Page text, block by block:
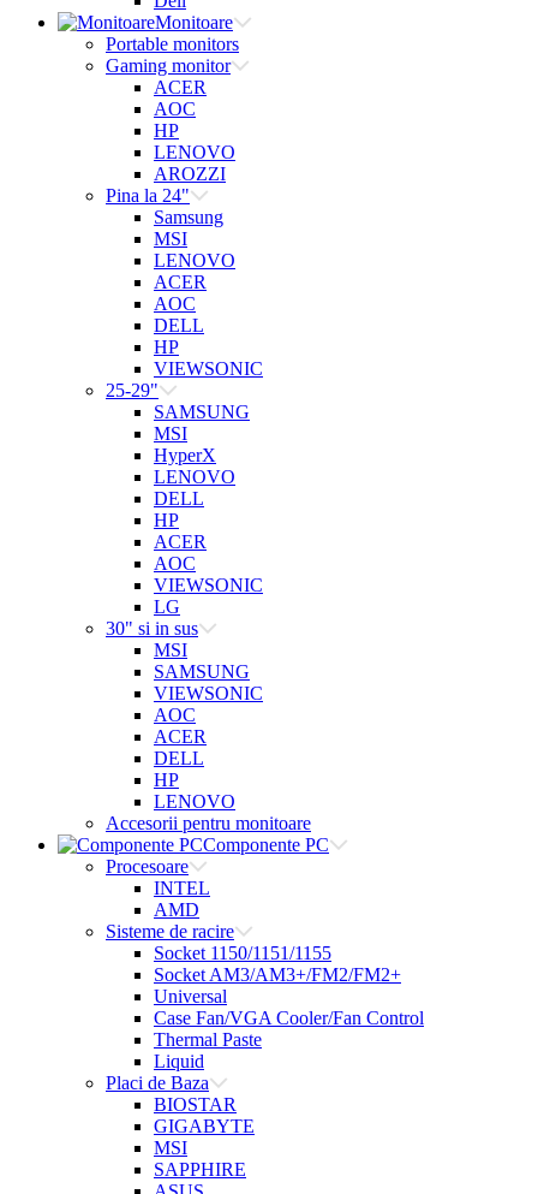
Monitoare
Portable monitors
Gaming monitor
ACER
AOC
HP
LENOVO
AROZZI
Pina la 24"
Samsung
MSI
LENOVO
ACER
AOC
DELL
HP
VIEWSONIC
25-29"
SAMSUNG
MSI
HyperX
LENOVO
DELL
HP
ACER
AOC
VIEWSONIC
LG
30" si in sus
MSI
SAMSUNG
VIEWSONIC
AOC
ACER
DELL
HP
LENOVO
Accesorii pentru monitoare
Componente PC
Procesoare
INTEL
AMD
Sisteme de racire
Socket 1150/1151/1155
Socket AM3/AM3+/FM2/FM2+
Universal
Case Fan/VGA Cooler/Fan Control
Thermal Paste
Liquid
Placi de Baza
BIOSTAR
GIGABYTE
MSI
SAPPHIRE